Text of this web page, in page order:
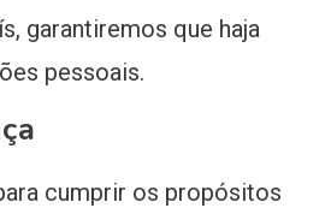
garantiremos que haja
pessoais.
cumprir os propósitos